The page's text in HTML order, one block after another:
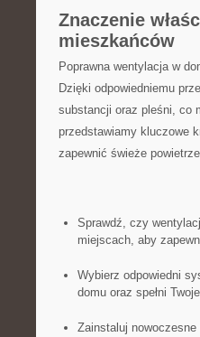
Znaczenie‌
mieszkańców
Poprawna wentylacja w
Dzięki odpowiedniemu
substancji oraz pleśni, co
przedstawiamy​ kluczowe
zapewnić świeże
Sprawdź, czy
miejscach, aby
Wybierz odpowiedni
domu⁤ oraz spełni
Zainstaluj